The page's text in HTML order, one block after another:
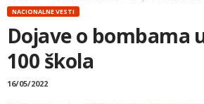
NACIONALNE VESTI
Dojave o bombama
100 škola
16/05/2022